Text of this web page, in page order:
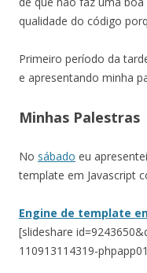
qualidade do código
Primeiro período da
e apresentando minha
Minhas Palestras
No sábado eu
template em Javascript
Engine de template
[slideshare
110913114319-